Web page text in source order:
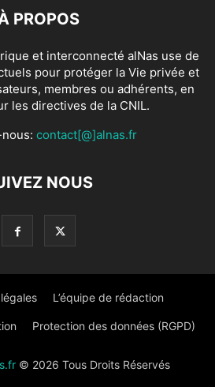
PROPOS
et interconnecté alNas use de
pour protéger la Vie privée et
membres ou adhérents, en
les directives de la CNIL.
contact[@]alnas.fr
NOUS
L’équipe de rédaction
Protection des données (RGPD)
© 2026 Tous Droits Réservés